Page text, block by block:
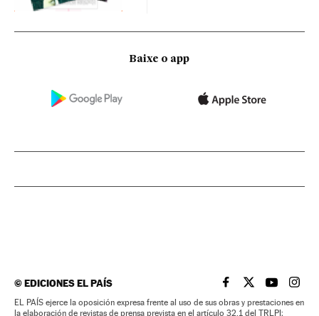
Baixe o app
©EDICIONES EL PAÍS EL PAÍS BRASIL EN
EL PAÍSEL PAÍS
EL
EL PAÍS ejerce la oposición expresa frente al uso de sus obras y prestaciones en
la elaboración de revistas de prensa prevista en el artículo 32.1 del TRLPI;